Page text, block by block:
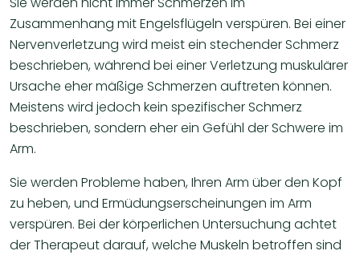
Zusammenhang mit Engelsflügeln verspüren. Bei einer
Nervenverletzung wird meist ein stechender Schmerz
beschrieben, während bei einer Verletzung muskulärer
Ursache eher mäßige Schmerzen auftreten können.
Meistens wird jedoch kein spezifischer Schmerz
beschrieben, sondern eher ein Gefühl der Schwere im
Arm.
Sie werden Probleme haben, Ihren Arm über den Kopf
zu heben, und Ermüdungserscheinungen im Arm
verspüren. Bei der körperlichen Untersuchung achtet
der Therapeut darauf, welche Muskeln betroffen sind